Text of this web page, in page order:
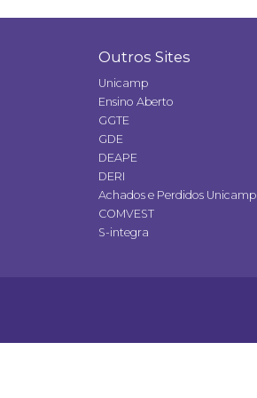
Outros Sites
Unicamp
Ensino Aberto
GGTE
GDE
DEAPE
DERI
Achados e Perdidos Unicamp
COMVEST
S-integra